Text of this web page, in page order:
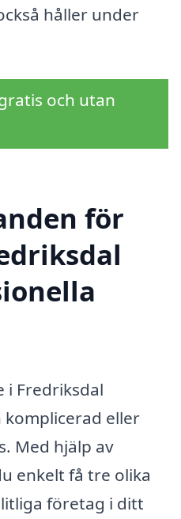
håller under
och utan
för
Fredriksdal
eller
Med hjälp av
enkelt få tre olika
företag i ditt